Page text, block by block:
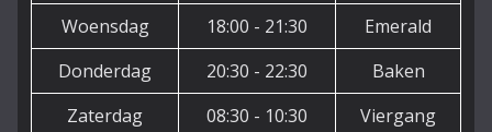
Woensdag
18:00 - 21:30
Emerald
Donderdag
20:30 - 22:30
Baken
Zaterdag
08:30 - 10:30 Viergang